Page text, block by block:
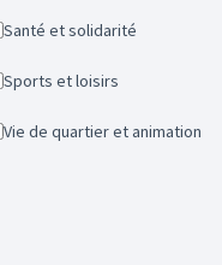
Santé et solidarité
Sports et loisirs
Vie de quartier et animation